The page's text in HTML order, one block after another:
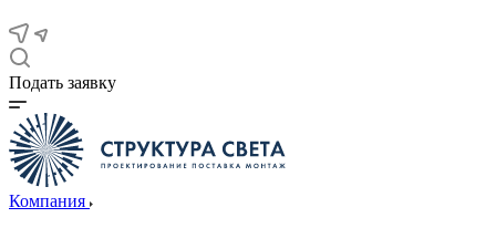
Подать заявку
Компания